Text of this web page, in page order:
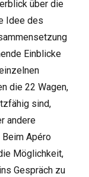
über die
Idee des
Einblicke
die 22 Wagen,
sind,
andere
Apéro
Möglichkeit,
Gespräch zu